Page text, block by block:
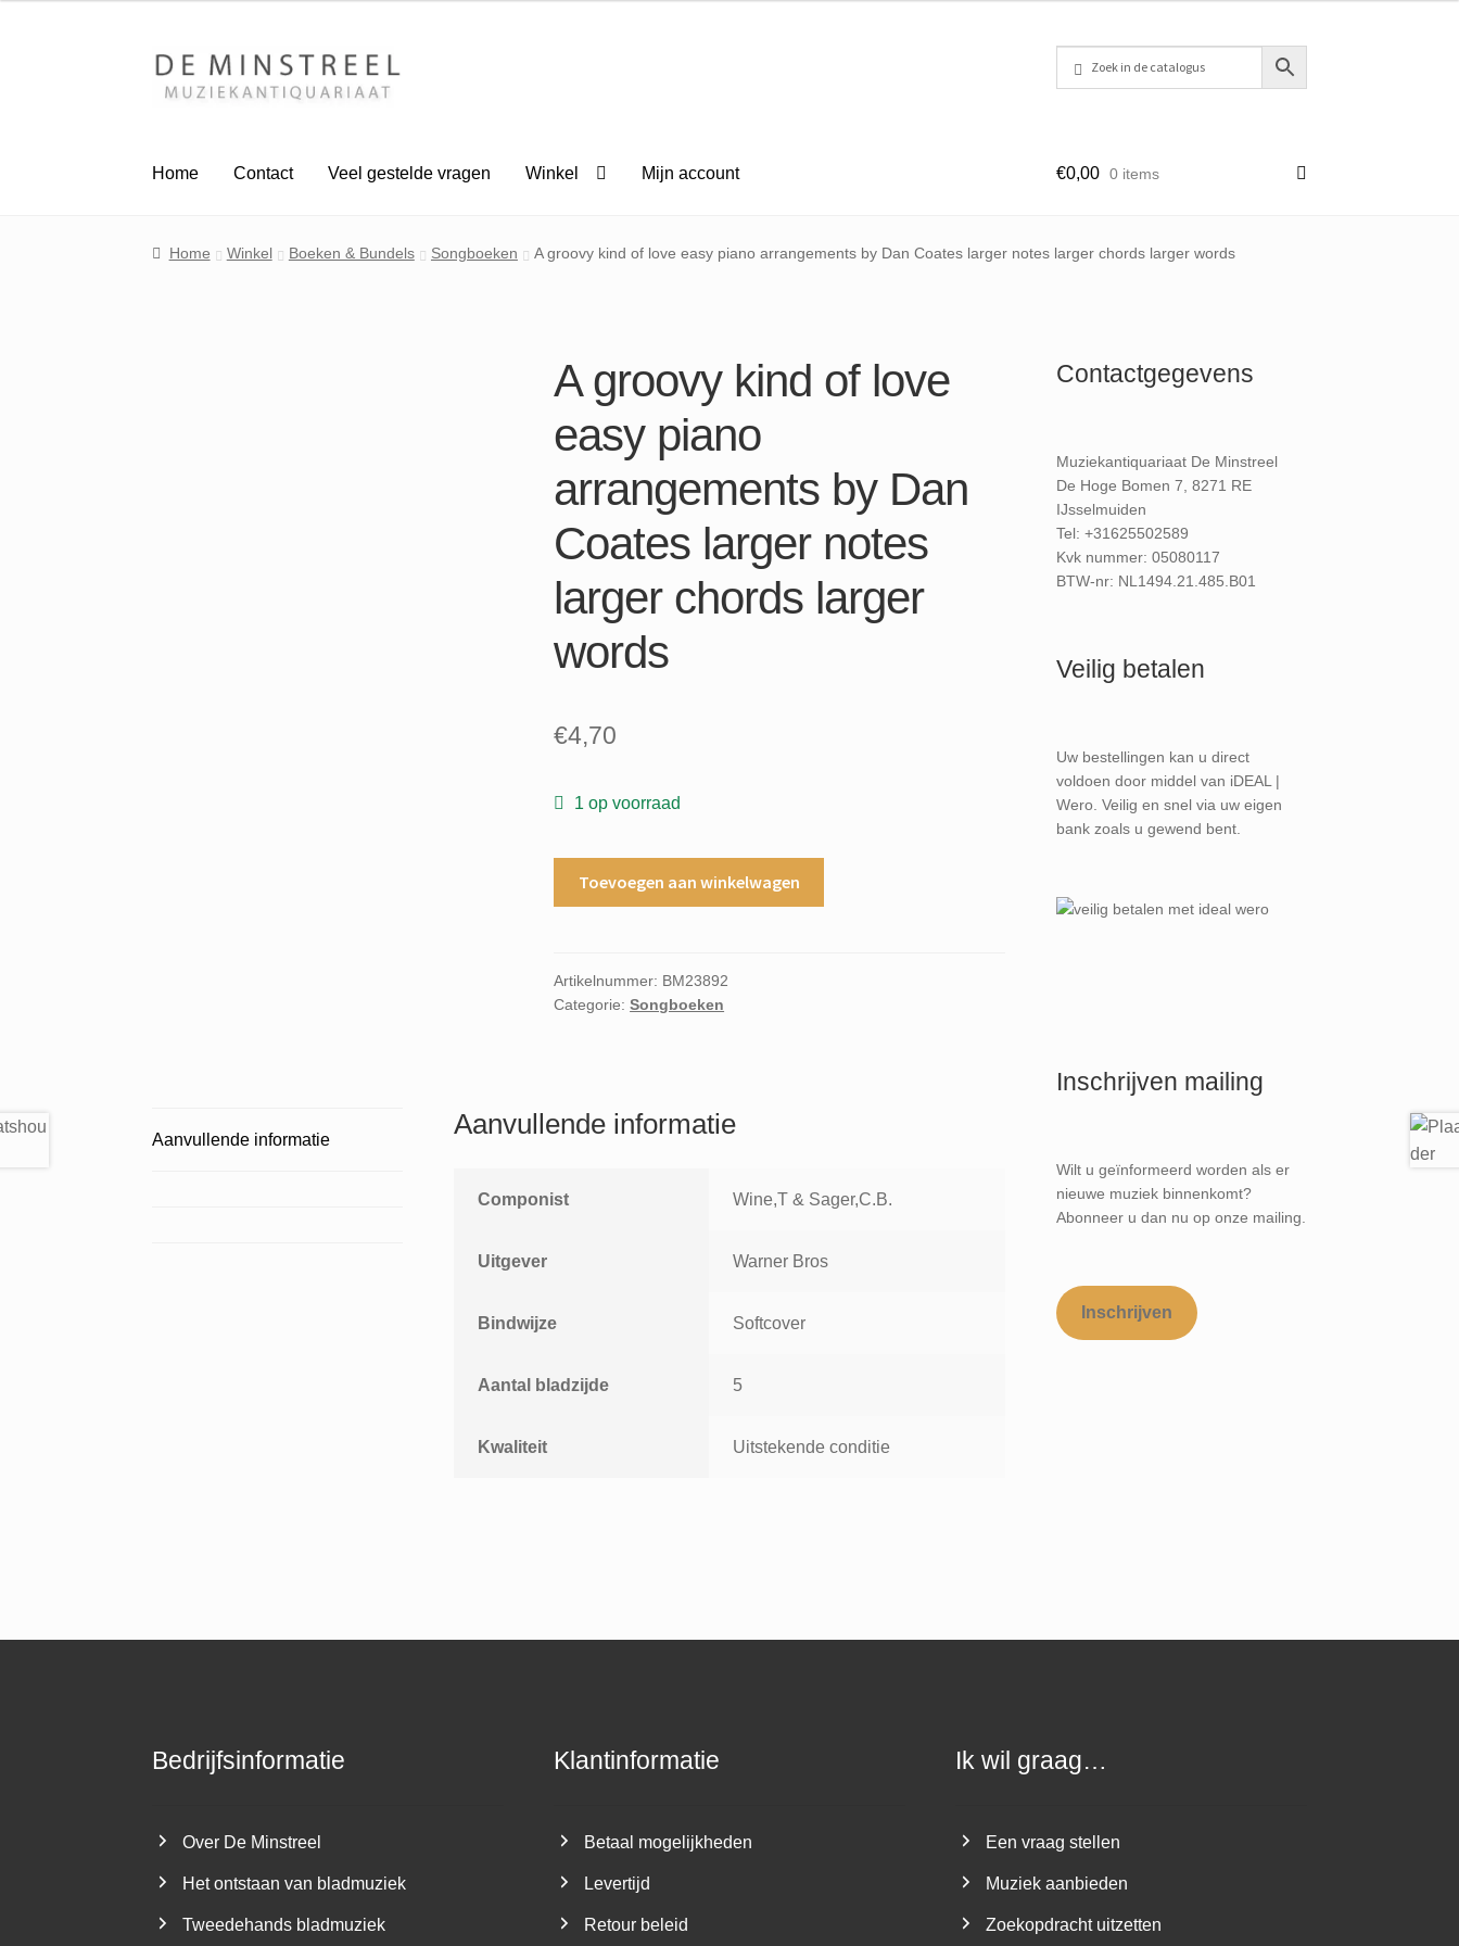
Ga
door
Ga
naar
Home
Contact Veel gestelde vragen Winkel Mijn account €0,00 0 items
Home Winkel Boeken & Bundels Songboeken A groovy kind of love easy piano arrangements by Dan Coates larger notes larger chords larger words
A groovy kind of love
easy piano
arrangements by Dan
Coates larger notes
larger chords larger
words
€4,70
1 op voorraad
love
easy
Dan
notes
aantal
Toevoegen aan winkelwagen
Artikelnummer: BM23892
Categorie:Songboeken
Aanvullende informatie
Aanvullende informatie
Componist Wine,T & Sager,C.B.
Uitgever Warner Bros
Bindwijze Softcover
Aantal bladzijde 5
Kwaliteit Uitstekende conditie
Contactgegevens
Muziekantiquariaat De Minstreel
De Hoge Bomen 7, 8271 RE
IJsselmuiden
Tel: +31625502589
Kvk nummer: 05080117
BTW-nr: NL1494.21.485.B01
Veilig betalen
Uw bestellingen kan u direct
voldoen door middel van iDEAL |
Wero. Veilig en snel via uw eigen
bank zoals u gewend bent.
Inschrijven mailing
Wilt u geïnformeerd worden als er
nieuwe muziek binnenkomt?
Abonneer u dan nu op onze mailing.
Inschrijven
Bedrijfsinformatie
Over De Minstreel
Het ontstaan van bladmuziek
Tweedehands bladmuziek
Klantinformatie
Betaal mogelijkheden
Levertijd
Retour beleid
Ik wil graag…
Een vraag stellen
Muziek aanbieden
Zoekopdracht uitzetten